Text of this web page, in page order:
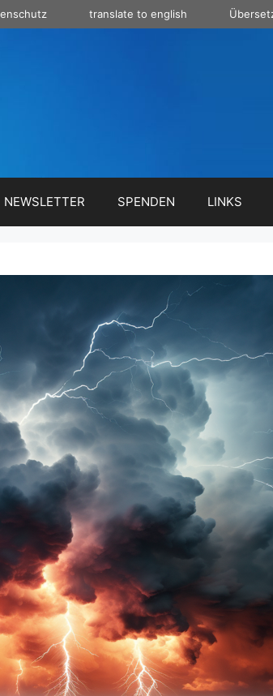
translate to english
NEWSLETTER SPENDEN LINKS